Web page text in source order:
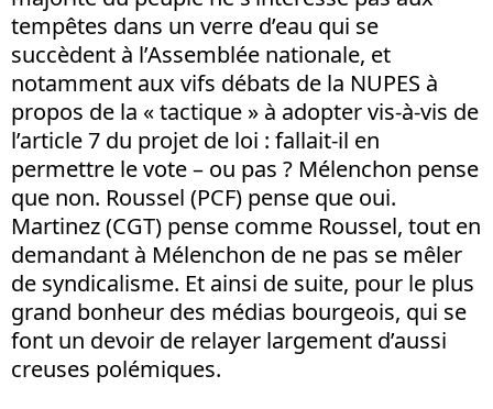
tempêtes dans un verre d’eau qui se
succèdent à l’Assemblée nationale, et
notamment aux vifs débats de la NUPES à
propos de la « tactique » à adopter vis-à-vis de
l’article 7 du projet de loi : fallait-il en
permettre le vote – ou pas ? Mélenchon pense
que non. Roussel (PCF) pense que oui.
Martinez (CGT) pense comme Roussel, tout en
demandant à Mélenchon de ne pas se mêler
de syndicalisme. Et ainsi de suite, pour le plus
grand bonheur des médias bourgeois, qui se
font un devoir de relayer largement d’aussi
creuses polémiques.